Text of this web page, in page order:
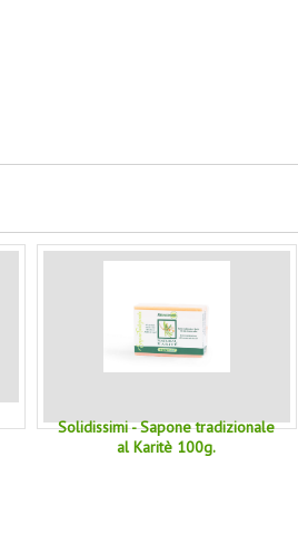
Solidissimi - Sapone tradizionale
al Karitè 100g.